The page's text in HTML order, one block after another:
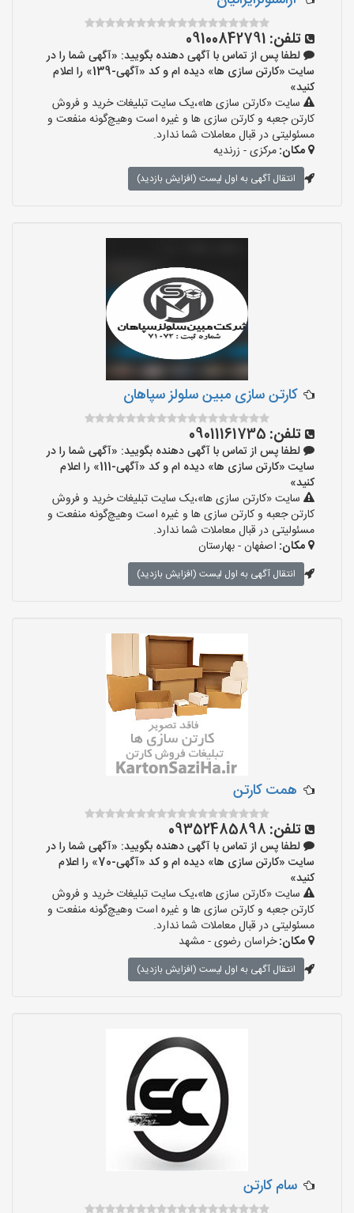
تلفن: 09100842791
لطفا پس از تماس با آگهی دهنده بگویید: «آگهی شما را در
سایت «کارتن سازی ها» دیده ام و کد «آگهی-139» را اعلام
کنید»
سایت «کارتن سازی ها»،یک سایت تبلیغات خرید و فروش
کارتن جعبه و کارتن سازی ها و غیره است وهیچ‌گونه منفعت و
مسئولیتی در قبال معاملات شما ندارد.
مکان:مرکزی - زرندیه
انتقال آگهی به اول لیست (افزایش بازدید)
کارتن سازی مبین سلولز سپاهان
تلفن: 09011161735
لطفا پس از تماس با آگهی دهنده بگویید: «آگهی شما را در
سایت «کارتن سازی ها» دیده ام و کد «آگهی-111» را اعلام
کنید»
سایت «کارتن سازی ها»،یک سایت تبلیغات خرید و فروش
کارتن جعبه و کارتن سازی ها و غیره است وهیچ‌گونه منفعت و
مسئولیتی در قبال معاملات شما ندارد.
مکان: اصفهان - بهارستان
انتقال آگهی به اول لیست (افزایش بازدید)
همت کارتن
تلفن: 09352485898
لطفا پس از تماس با آگهی دهنده بگویید: «آگهی شما را در
سایت «کارتن سازی ها» دیده ام و کد «آگهی-70» را اعلام
کنید»
سایت «کارتن سازی ها»،یک سایت تبلیغات خرید و فروش
کارتن جعبه و کارتن سازی ها و غیره است وهیچ‌گونه منفعت و
مسئولیتی در قبال معاملات شما ندارد.
مکان:خراسان رضوی - مشهد
انتقال آگهی به اول لیست (افزایش بازدید)
سام کارتن